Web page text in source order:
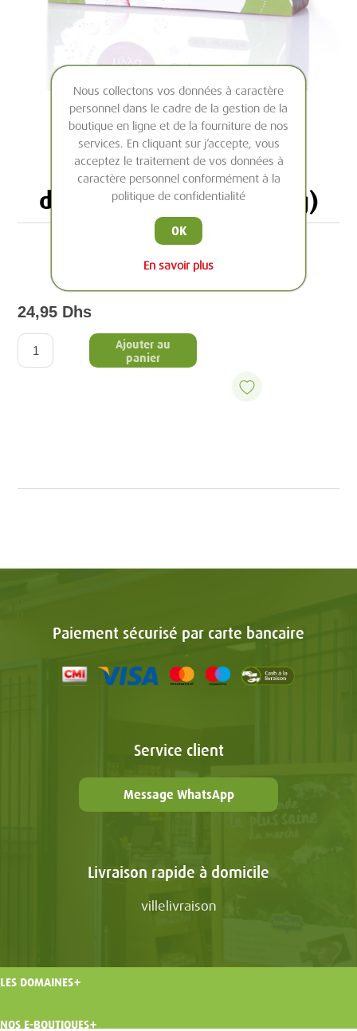
Savon exfoliant à base
d'huile d'olive TIYYA (80g)
24,95 Dhs
Ajouter au
panier
Paiement sécurisé par carte bancaire
Service client
Message WhatsApp
Livraison rapide à domicile
villelivraison
LES DOMAINES
NOS E-BOUTIQUES
Nous collectons vos données à caractère
personnel dans le cadre de la gestion de la
boutique en ligne et de la fourniture de nos
services. En cliquant sur j’accepte, vous
acceptez le traitement de vos données à
caractère personnel conformément à la
politique de confidentialité
OK
En savoir plus